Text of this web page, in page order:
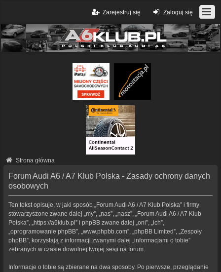
Zaloguj się
Zarejestruj się
Strona główna
Forum Audi A6 / A7 Klub Polska - Zasady ochrony danych
osobowych
Ten tekst opisuje, w jaki sposób „Forum Audi A6 / A7 Klub Polska” i firmy
stowarzyszone zwane dalej „my”, „nas”, „nasz”, „Forum Audi A6 / A7 Klub
Polska”, „https://a6klub.pl” i phpBB zwane dalej „oni”, „ich”,
„oprogramowanie phpBB”, „www.phpbb.com”, „phpBB Limited”, „Zespoły
phpBB”, korzystają z informacji zwanymi dalej „informacjami o tobie”
zebranych w czasie dowolnej twojej sesji na forum.
Informacje o tobie są zbierane na dwa sposoby. Po pierwsze, przeglądanie